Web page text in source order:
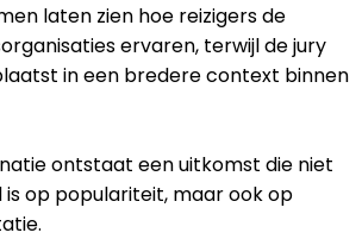
laten zien hoe reizigers de
ervaren, terwijl de jury
in een bredere context binnen
ontstaat een uitkomst die niet
op populariteit, maar ook op